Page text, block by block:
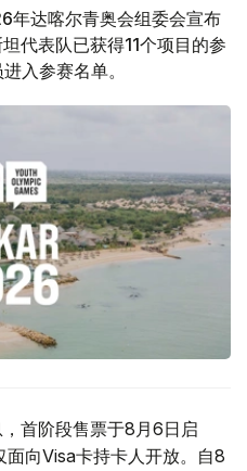
年达喀尔青奥会组委会宣布
代表队已获得11个项目的参
入参赛名单。
首阶段售票于8月6日启
向Visa卡持卡人开放。自8